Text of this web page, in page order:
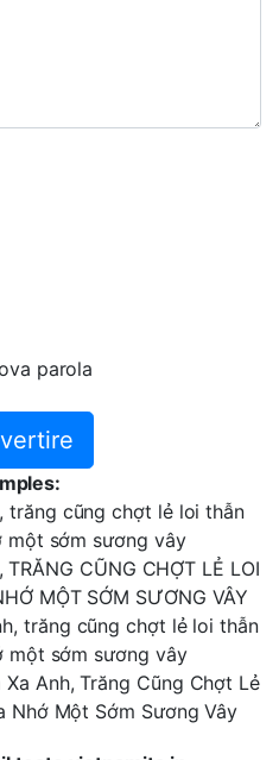
parola
trăng cũng chợt lẻ loi thẫn
một sớm sương vây
CŨNG CHỢT LẺ LOI
MỘT SỚM SƯƠNG VÂY
trăng cũng chợt lẻ loi thẫn
một sớm sương vây
Anh, Trăng Cũng Chợt Lẻ
Nhớ Một Sớm Sương Vây